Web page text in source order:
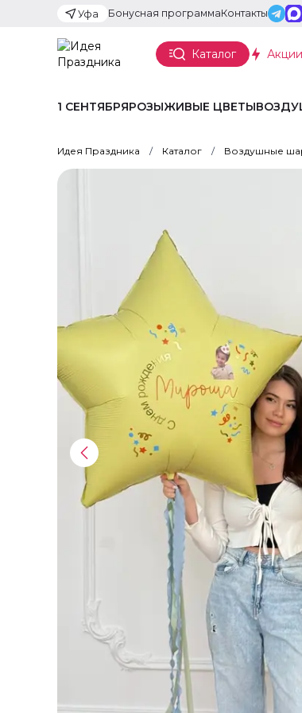
Уфа Бонусная программаКонтакты
Каталог Акции
1 СЕНТЯБРЯРОЗЫЖИВЫЕ ЦВЕТЫ
Идея Праздника Каталог Воздушные